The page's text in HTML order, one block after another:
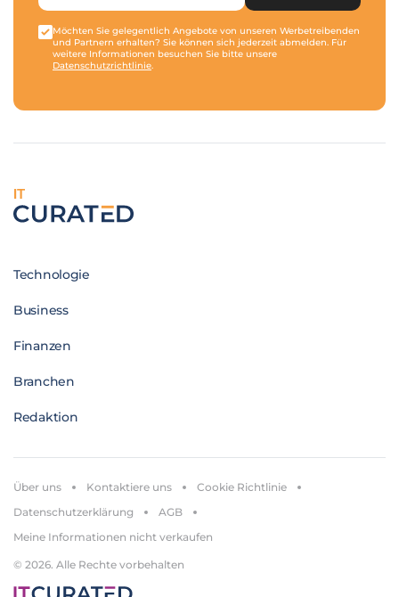
Möchten Sie gelegentlich Angebote von unseren Werbetreibenden
und Partnern erhalten? Sie können sich jederzeit abmelden. Für
weitere Informationen besuchen Sie bitte unsere
Datenschutzrichtlinie.
IT
Technologie
Business
Finanzen
Branchen
Redaktion
© 2026. Alle Rechte vorbehalten
Über uns Kontaktiere uns
Cookie Richtlinie
Datenschutzerklärung
AGB
Meine Informationen nicht verkaufen